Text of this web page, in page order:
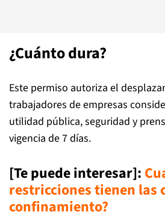
¿Cuánto dura?
Este permiso autoriza el
trabajadores de empresas
utilidad pública, seguridad y
vigencia de 7 días.
[Te puede interesar]:
restricciones tienen las
confinamiento?